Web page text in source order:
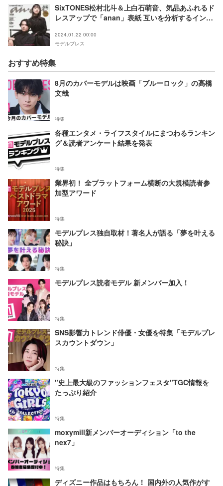
SixTONES松村北斗＆上白石萌音、気品あふれるド
レスアップで「anan」表紙 互いを分析するインタ
2024.01.22 00:00
モデルプレス
おすすめ特集
8月のカバーモデルは映画「ブルーロック」の高橋
文哉
特集
各種エンタメ・ライフスタイルにまつわるランキン
グ＆読者アンケート結果を発表
特集
業界初！ 全プラットフォーム横断の大規模読者参
加型アワード
特集
モデルプレス独自取材！著名人が語る「夢を叶える
秘訣」
特集
モデルプレス読者モデル 新メンバー加入！
特集
SNS影響力トレンド俳優・女優を特集「モデルプレ
スカウントダウン」
特集
"史上最大級のファッションフェスタ"TGC情報を
たっぷり紹介
特集
moxymill新メンバーオーディション「to the
nex7」
特集
ディズニー作品はもちろん！ 国内外の人気作がす